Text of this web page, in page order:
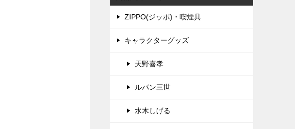
ZIPPO(ジッポ)・喫煙具
キャラクターグッズ
天野喜孝
ルパン三世
水木しげる